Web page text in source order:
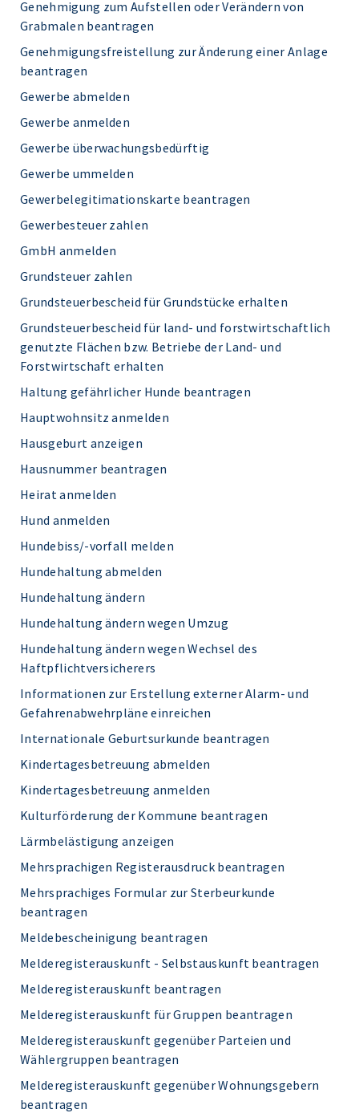
Genehmigung zum Aufstellen oder Verändern von
Grabmalen beantragen
Genehmigungsfreistellung zur Änderung einer Anlage
beantragen
Gewerbe abmelden
Gewerbe anmelden
Gewerbe überwachungsbedürftig
Gewerbe ummelden
Gewerbelegitimationskarte beantragen
Gewerbesteuer zahlen
GmbH anmelden
Grundsteuer zahlen
Grundsteuerbescheid für Grundstücke erhalten
Grundsteuerbescheid für land- und forstwirtschaftlich
genutzte Flächen bzw. Betriebe der Land- und
Forstwirtschaft erhalten
Haltung gefährlicher Hunde beantragen
Hauptwohnsitz anmelden
Hausgeburt anzeigen
Hausnummer beantragen
Heirat anmelden
Hund anmelden
Hundebiss/-vorfall melden
Hundehaltung abmelden
Hundehaltung ändern
Hundehaltung ändern wegen Umzug
Hundehaltung ändern wegen Wechsel des
Haftpflichtversicherers
Informationen zur Erstellung externer Alarm- und
Gefahrenabwehrpläne einreichen
Internationale Geburtsurkunde beantragen
Kindertagesbetreuung abmelden
Kindertagesbetreuung anmelden
Kulturförderung der Kommune beantragen
Lärmbelästigung anzeigen
Mehrsprachigen Registerausdruck beantragen
Mehrsprachiges Formular zur Sterbeurkunde
beantragen
Meldebescheinigung beantragen
Melderegisterauskunft - Selbstauskunft beantragen
Melderegisterauskunft beantragen
Melderegisterauskunft für Gruppen beantragen
Melderegisterauskunft gegenüber Parteien und
Wählergruppen beantragen
Melderegisterauskunft gegenüber Wohnungsgebern
beantragen